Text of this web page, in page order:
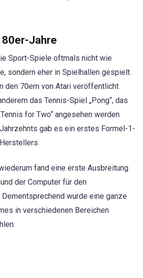
Jahre
Sport-Spiele oftmals nicht wie
sondern eher in Spielhallen gespielt.
den 70ern von Atari veröffentlicht
das Tennis-Spiel „Pong“, das
for Two“ angesehen werden
gab es ein erstes Formel-1-
fand eine erste Ausbreitung
der Computer für den
wurde eine ganze
in verschiedenen Bereichen